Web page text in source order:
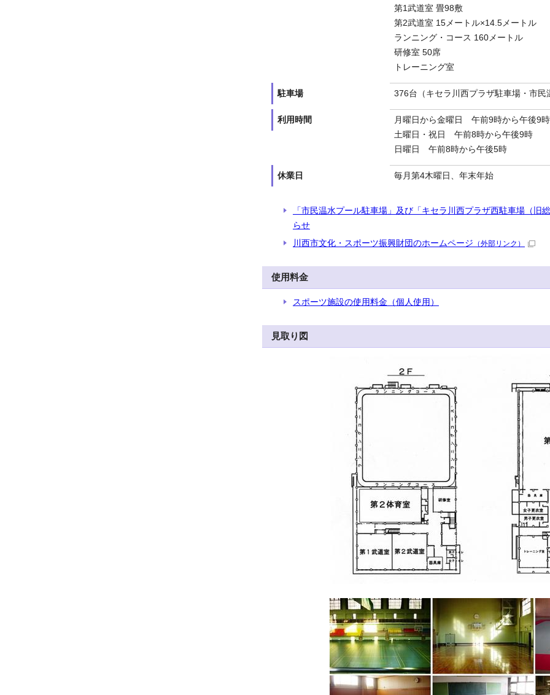
第1武道室 畳98敷
第2武道室 15メートル×14.5メートル
ランニング・コース 160メートル
研修室 50席
トレーニング室
駐車場 376台（キセラ川西プラザ駐車場・市民
利用時間
月曜日から金曜日 午前9時から午後9時
土曜日・祝日 午前8時から午後9時
日曜日 午前8時から午後5時
休業日 毎月第4木曜日、年末年始
「市民温水プール駐車場」及び「キセラ川西プラザ西駐車場（旧
らせ
川西市文化・スポーツ振興財団のホームページ （外部リンク）
使用料金
スポーツ施設の使用料金（個人使用）
見取り図